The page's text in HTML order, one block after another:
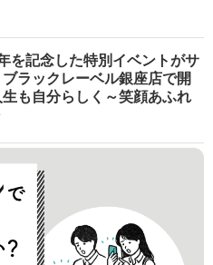
を記念した特別イベントがサ
ラックレーベル銀座店で開
も自分らしく～笑顔あふれ